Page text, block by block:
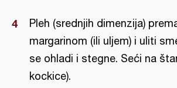
Pleh (srednjih dimenzija)
margarinom (ili uljem) i uliti
se ohladi i stegne. Seći na
kockice).